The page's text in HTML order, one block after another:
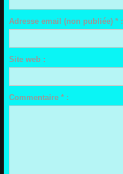
Adresse email (non publiée) * :
Site web :
Commentaire * :